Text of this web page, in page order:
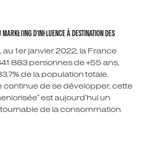
D’INFLUENCE À DESTINATION DES
au 1er janvier 2022, la France
883 personnes de +55 ans,
de la population totale.
continue de se développer, cette
est aujourd’hui un
de la consommation